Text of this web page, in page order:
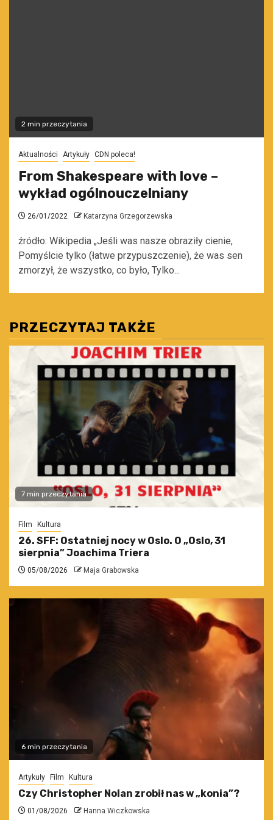
2 min przeczytania
Aktualności Artykuły CDN poleca!
From Shakespeare with love –
wykład ogólnouczelniany
26/01/2022 Katarzyna Grzegorzewska
źródło: Wikipedia „Jeśli was nasze obraziły cienie,
Pomyślcie tylko (łatwe przypuszczenie), że was sen
zmorzył, że wszystko, co było, Tylko...
PRZECZYTAJ TAKŻE
7 min przeczytania
Film Kultura
26. SFF: Ostatniej nocy w Oslo. O „Oslo, 31
sierpnia” Joachima Triera
05/08/2026 Maja Grabowska
6 min przeczytania
Artykuły Film Kultura
Czy Christopher Nolan zrobił nas w „konia”?
01/08/2026 Hanna Wiczkowska